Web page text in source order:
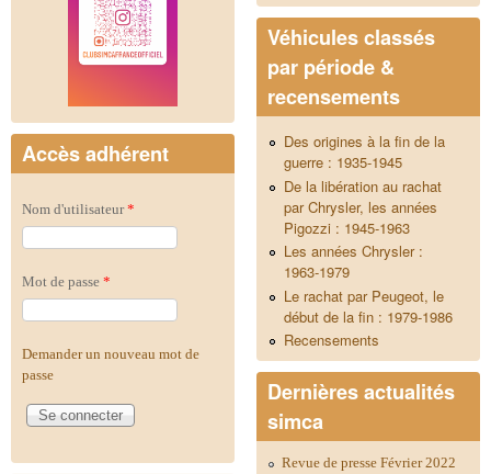
Accès adhérent
Nom d'utilisateur*
Mot de passe *
Demander un nouveau mot de
passe
Véhicules classés
par période &
recensements
Des origines à la fin de la
guerre : 1935-1945
De la libération au rachat
par Chrysler, les années
Pigozzi : 1945-1963
Les années Chrysler :
1963-1979
Le rachat par Peugeot, le
début de la fin : 1979-1986
Recensements
Dernières actualités
simca
Revue de presse Février 2022